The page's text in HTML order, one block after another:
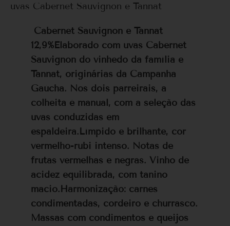
uvas Cabernet Sauvignon e Tannat
Cabernet Sauvignon e Tannat
12,9% Elaborado com uvas Cabernet
Sauvignon do vinhedo da família e
Tannat, originárias da Campanha
Gaúcha. Nos dois parreirais, a
colheita é manual, com a seleção das
uvas conduzidas em
espaldeira. Límpido e brilhante, cor
vermelho-rubi intenso. Notas de
frutas vermelhas e negras. Vinho de
acidez equilibrada, com tanino
macio.Harmonização: carnes
condimentadas, cordeiro e churrasco.
Massas com condimentos e queijos